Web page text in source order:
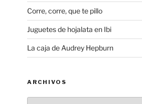
Corre, corre, que te pillo
Juguetes de hojalata en Ibi
La caja de Audrey Hepburn
ARCHIVOS